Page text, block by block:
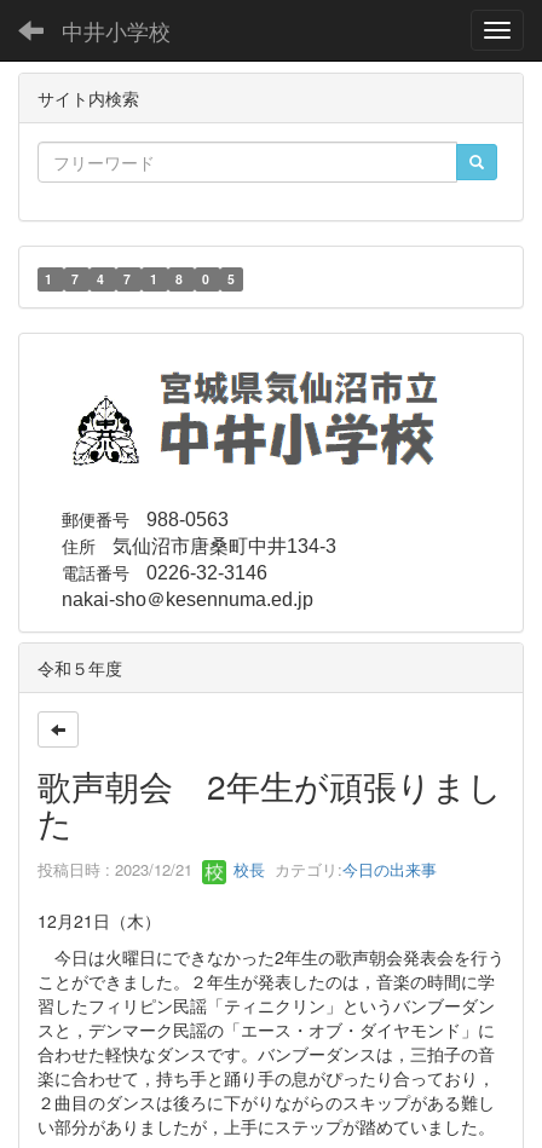
中井小学校
サイト内検索
1 7 4 7 1 8 0 5
郵便番号 988-0563
住所 気仙沼市唐桑町中井134-3
電話番号 0226-32-3146
nakai-sho＠kesennuma.ed.jp
令和５年度
歌声朝会 2年生が頑張りまし
た
投稿日時 : 2023/12/21 校長 カテゴリ:今日の出来事
12月21日（木）
今日は火曜日にできなかった2年生の歌声朝会発表会を行う
ことができました。２年生が発表したのは，音楽の時間に学
習したフィリピン民謡「ティニクリン」というバンブーダン
スと，デンマーク民謡の「エース・オブ・ダイヤモンド」に
合わせた軽快なダンスです。バンブーダンスは，三拍子の音
楽に合わせて，持ち手と踊り手の息がぴったり合っており，
２曲目のダンスは後ろに下がりながらのスキップがある難し
い部分がありましたが，上手にステップが踏めていました。